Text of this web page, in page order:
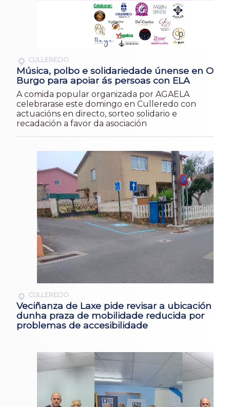
CULLEREDO
Música, polbo e solidariedade únense en O
Burgo para apoiar ás persoas con ELA
A comida popular organizada por AGAELA
celebrarase este domingo en Culleredo con
actuacións en directo, sorteo solidario e
recadación a favor da asociación
CULLEREDO
Veciñanza de Laxe pide revisar a ubicación
dunha praza de mobilidade reducida por
problemas de accesibilidade